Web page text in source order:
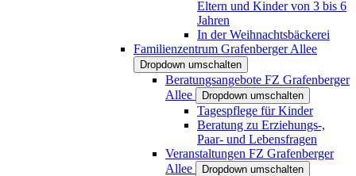
Eltern und Kinder von 3 bis 6
Jahren
In der Weihnachtsbäckerei
Familienzentrum Grafenberger Allee
Dropdown umschalten
Beratungsangebote FZ Grafenberger
Allee
Dropdown umschalten
Tagespflege für Kinder
Beratung zu Erziehungs-,
Paar- und Lebensfragen
Veranstaltungen FZ Grafenberger
Allee
Dropdown umschalten